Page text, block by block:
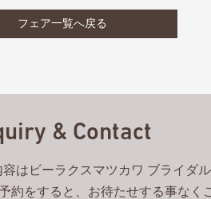
フェア一覧へ戻る
& Contact
はビーラクスマツカワ ブライダル
約をすると、お待たせする事なく